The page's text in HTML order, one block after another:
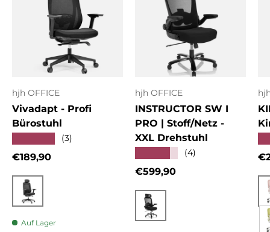
hjh OFFICE
Vivadapt - Profi
Bürostuhl
(3)
Normaler Preis
€189,90
Schwarz
Auf Lager
hjh OFFICE
INSTRUCTOR SW I
PRO | Stoff/Netz -
XXL Drehstuhl
(4)
Normaler Preis
€599,90
Schwarz